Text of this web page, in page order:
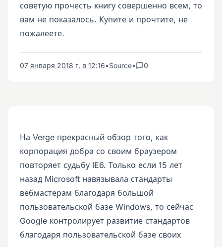
советую прочесть книгу совершенно всем, то
вам не показалось. Купите и прочтите, не
пожалеете.
07 января 2018 г. в 12:16•Source• 0
На Verge прекрасный обзор того, как
корпорация добра со своим браузером
повторяет судьбу IE6. Только если 15 лет
назад Microsoft навязывала стандарты
вебмастерам благодаря большой
пользовательской базе Windows, то сейчас
Google контролирует развитие стандартов
благодаря пользовательской базе своих